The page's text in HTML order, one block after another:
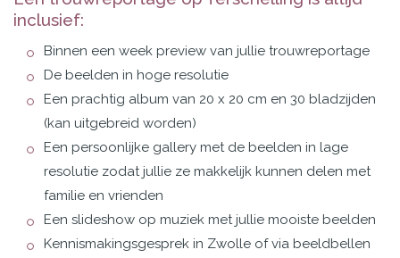
inclusief:
Binnen een week preview van jullie trouwreportage
De beelden in hoge resolutie
Een prachtig album van 20 x 20 cm en 30 bladzijden
(kan uitgebreid worden)
Een persoonlijke gallery met de beelden in lage
resolutie zodat jullie ze makkelijk kunnen delen met
familie en vrienden
Een slideshow op muziek met jullie mooiste beelden
Kennismakingsgesprek in Zwolle of via beeldbellen